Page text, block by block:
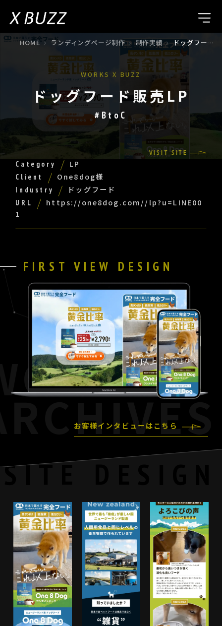
HOME ランディングページ制作 制作実績 ドッグフード販売LP
WORKS X BUZZ
ドッグフード販売LP
#BtoC
Category LP
Client One8dog様
Industry ドッグフード
URL
https://one8dog.com//lp?u=LINE00
1
VISIT SITE
FIRST VIEW DESIGN
お客様インタビューはこちら